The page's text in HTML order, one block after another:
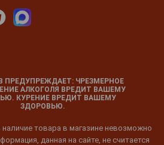
ПРЕДУПРЕЖДАЕТ: ЧРЕЗМЕРНОЕ
АЛКОГОЛЯ ВРЕДИТ ВАШЕМУ
КУРЕНИЕ ВРЕДИТ ВАШЕМУ
ЗДОРОВЬЮ.
товара в магазине невозможно
данная на сайте, не считается